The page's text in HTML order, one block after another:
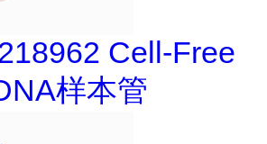
Cell-Free
样本管